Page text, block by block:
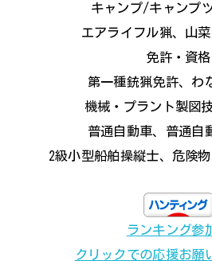
キャンプ/キャンプ
エアライフル猟、山
免許・資格
第一種銃猟免許、わ
機械・プラント製図
普通自動車、普通自
2級小型船舶操縦士、危険
ランキング参
クリックでの応援お願